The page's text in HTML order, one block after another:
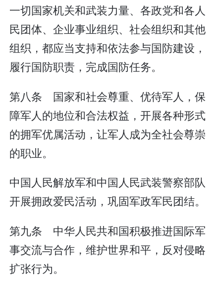
一切国家机关和武装力量、各政党和各人
民团体、企业事业组织、社会组织和其他
组织，都应当支持和依法参与国防建设，
履行国防职责，完成国防任务。
第八条 国家和社会尊重、优待军人，保
障军人的地位和合法权益，开展各种形式
的拥军优属活动，让军人成为全社会尊崇
的职业。
中国人民解放军和中国人民武装警察部队
开展拥政爱民活动，巩固军政军民团结。
第九条 中华人民共和国积极推进国际军
事交流与合作，维护世界和平，反对侵略
扩张行为。